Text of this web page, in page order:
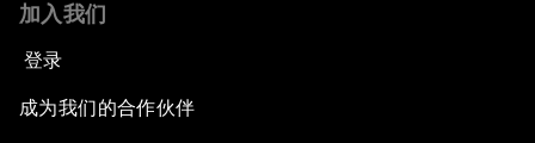
加入我们
登录
成为我们的合作伙伴